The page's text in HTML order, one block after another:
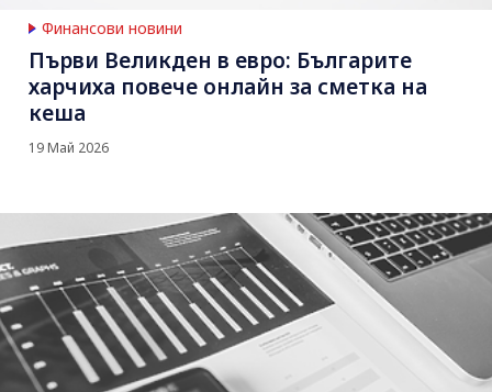
Финансови новини
Първи Великден в евро: Българите
харчиха повече онлайн за сметка на
кеша
19 Май 2026